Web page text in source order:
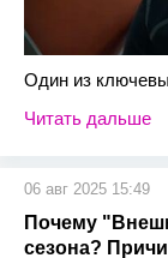
Один из
Читать дальше
06 авг 2025 15:49
Почему
сезона?